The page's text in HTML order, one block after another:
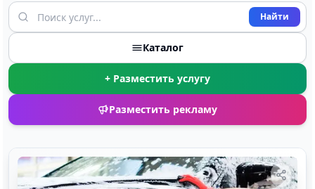
Найти
Каталог
+ Разместить услугу
Разместить рекламу